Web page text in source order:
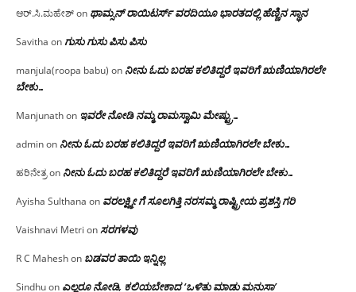
ಆರ್.ಸಿ.ಮಹೇಶ್on ಥಾಮ್ಸನ್ ರಾಯಿಟರ್ಸ್ ವರದಿಯೂ ಭಾರತದಲ್ಲಿ ಹೆಣ್ಣಿನ ಸ್ಥಾನ‌
Savitha onಗುಸು ಗುಸು ಪಿಸು ಪಿಸು
manjula(roopa babu) on ನೀನು ಓದು ಬರಹ ಕಲಿತಿದ್ದರೆ ಇವರಿಗೆ ಋಣಿಯಾಗಿರಲೇ
ಬೇಕು…
Manjunathon ಇವರೇ‌ ನೋಡಿ‌ ನಮ್ಮ‌ ರಾಮಸ್ವಾಮಿ ಮೇಷ್ಟ್ರು…
adminon ನೀನು ಓದು ಬರಹ ಕಲಿತಿದ್ದರೆ ಇವರಿಗೆ ಋಣಿಯಾಗಿರಲೇ ಬೇಕು…
ಹರಿನೇತ್ರon ನೀನು ಓದು ಬರಹ ಕಲಿತಿದ್ದರೆ ಇವರಿಗೆ ಋಣಿಯಾಗಿರಲೇ ಬೇಕು…
Ayisha Sulthana on ವರಲಕ್ಷ್ಮೀ ಗೆ ಸೂಲಗಿತ್ತಿ ನರಸಮ್ಮ‌ ರಾಷ್ಟ್ರೀಯ ಪ್ರಶಸ್ತಿ ಗರಿ
Vaishnavi Metri onಸರಗಳವು
R C Maheshon ಬಡವರ ತಾಯಿ ಇನ್ನಿಲ್ಲ
Sindhuon ಎಲ್ಲರೂ ನೋಡಿ, ಕಲಿಯಬೇಕಾದ ‘ಒಳಿತು ಮಾಡು ಮನುಸಾ’